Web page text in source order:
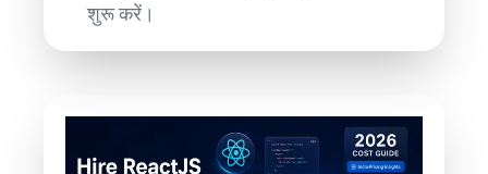
शुरू करें।